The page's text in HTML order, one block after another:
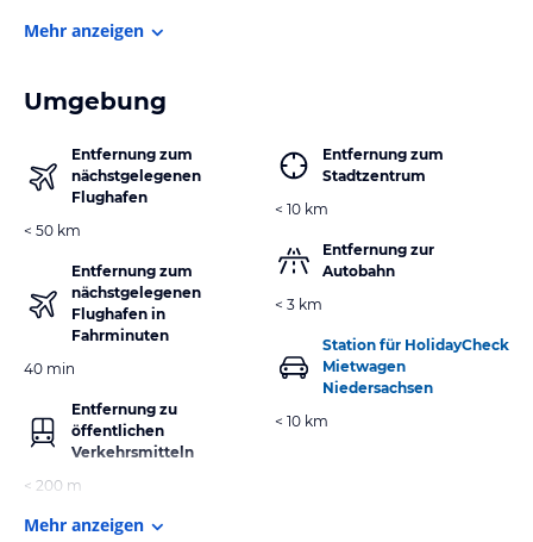
Mehr anzeigen
Umgebung
Entfernung zum
nächstgelegenen
Flughafen
< 50 km
Entfernung zum
nächstgelegenen
Flughafen in
Fahrminuten
40 min
Entfernung zu
öffentlichen
Verkehrsmitteln
< 200 m
Entfernung zum
Stadtzentrum
< 10 km
Entfernung zur
Autobahn
< 3 km
Station für HolidayCheck
Mietwagen
Niedersachsen
< 10 km
Mehr anzeigen